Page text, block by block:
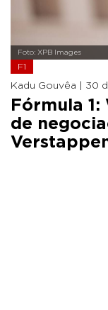
Foto: XPB Images
F1
Kadu Gouvêa | 30
Fórmula
de